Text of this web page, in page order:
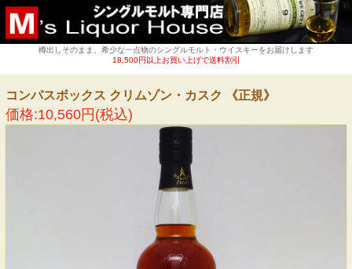
樽出しそのまま、希少な一点物のシングルモルト・ウイスキーをお届けします
18,500円以上お買い上げで送料割引
コンパスボックス クリムゾン・カスク 《正規》
価格:10,560円(税込)